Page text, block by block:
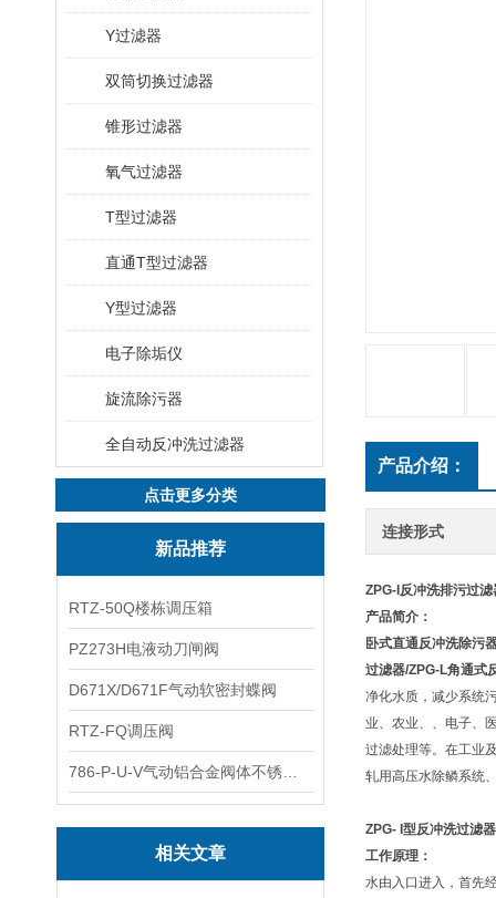
Y过滤器
双筒切换过滤器
锥形过滤器
氧气过滤器
T型过滤器
直通T型过滤器
Y型过滤器
电子除垢仪
旋流除污器
全自动反冲洗过滤器
点击更多分类
新品推荐
RTZ-50Q楼栋调压箱
PZ273H电液动刀闸阀
D671X/D671F气动软密封蝶阀
RTZ-FQ调压阀
相关文章
产品介绍：
连接形式
ZPG-I反冲洗排污过
产品简介：
卧式直通反冲洗除污
过滤器/ZPG-L角通式
净化水质，减少系统
业、农业、、电子、
过滤处理等。在工业
轧用高压水除鳞系统
ZPG- I型反冲洗过滤器
工作原理：
水由入口进入，首先